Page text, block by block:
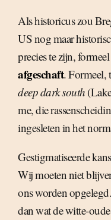
Als historicus zou
US nog maar
precies te zijn, formeel
afgeschaft. Formeel,
deep dark south
me, die
ingesleten in het
Gestigmatiseerde
Wij moeten niet
ons worden
dan wat de witte-